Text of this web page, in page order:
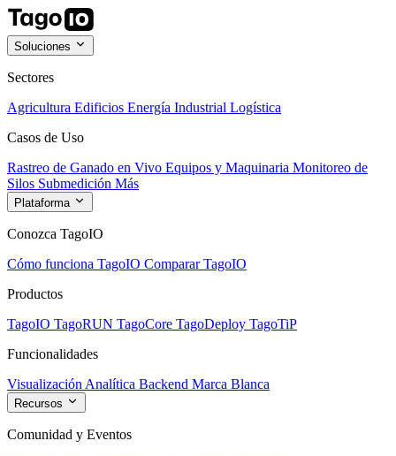
Soluciones
Sectores
Agricultura Edificios Energía Industrial Logística
Casos de Uso
Rastreo de Ganado en Vivo Equipos y Maquinaria Monitoreo de
Silos Submedición Más
Plataforma
Conozca TagoIO
Cómo funciona TagoIO Comparar TagoIO
Productos
TagoIO TagoRUN TagoCore TagoDeploy TagoTiP
Funcionalidades
Visualización Analítica Backend Marca Blanca
Recursos
Comunidad y Eventos